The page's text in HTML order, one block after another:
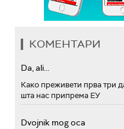
КОМЕНТАРИ
Da, ali...
Како преживети прва три
шта нас припрема ЕУ
Dvojnik mog oca